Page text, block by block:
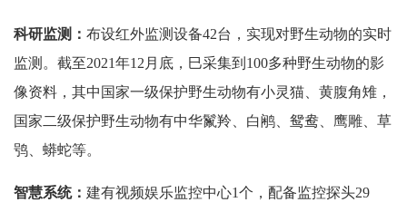
科研监测： 布设红外监测设备42台，实现对野生动物的实时
监测。截至2021年12月底，巳采集到100多种野生动物的影
像资料，其中国家一级保护野生动物有小灵猫、黄腹角雉，
国家二级保护野生动物有中华鬣羚、白鹇、鸳鸯、鹰雕、草
鸮、蟒蛇等。
智慧系统： 建有视频娱乐监控中心1个，配备监控探头29